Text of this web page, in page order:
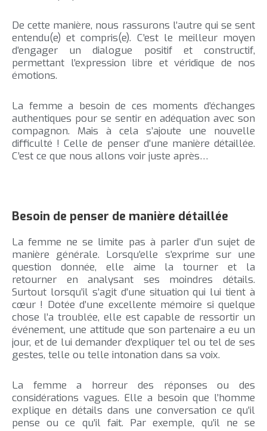
De cette manière, nous rassurons l’autre qui se sent
entendu(e) et compris(e). C’est le meilleur moyen
d’engager un dialogue positif et constructif,
permettant l’expression libre et véridique de nos
émotions.
La femme a besoin de ces moments d’échanges
authentiques pour se sentir en adéquation avec son
compagnon. Mais à cela s’ajoute une nouvelle
difficulté ! Celle de penser d’une manière détaillée.
C’est ce que nous allons voir juste après…
Besoin de penser de manière détaillée
La femme ne se limite pas à parler d’un sujet de
manière générale. Lorsqu’elle s’exprime sur une
question donnée, elle aime la tourner et la
retourner en analysant ses moindres détails.
Surtout lorsqu’il s’agit d’une situation qui lui tient à
cœur ! Dotée d’une excellente mémoire si quelque
chose l’a troublée, elle est capable de ressortir un
événement, une attitude que son partenaire a eu un
jour, et de lui demander d’expliquer tel ou tel de ses
gestes, telle ou telle intonation dans sa voix.
La femme a horreur des réponses ou des
considérations vagues. Elle a besoin que l’homme
explique en détails dans une conversation ce qu’il
pense ou ce qu’il fait. Par exemple, qu’il ne se